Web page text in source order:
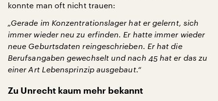
konnte man oft nicht trauen:
„Gerade im Konzentrationslager hat er gelernt, sich
immer wieder neu zu erfinden. Er hatte immer wieder
neue Geburtsdaten reingeschrieben. Er hat die
Berufsangaben gewechselt und nach 45 hat er das zu
einer Art Lebensprinzip ausgebaut.“
Zu Unrecht kaum mehr bekannt